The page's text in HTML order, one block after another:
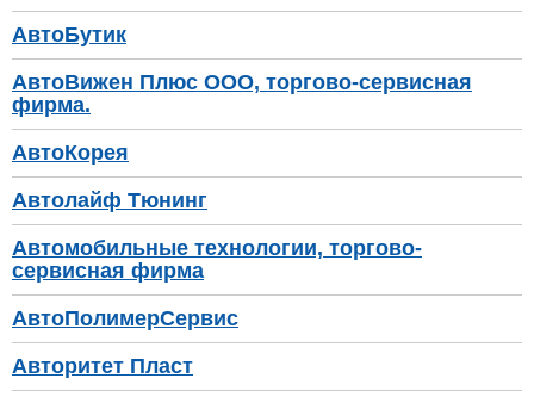
АвтоБутик
АвтоВижен Плюс ООО, торгово-сервисная
фирма.
АвтоКорея
Автолайф Тюнинг
Автомобильные технологии, торгово-
сервисная фирма
АвтоПолимерСервис
Авторитет Пласт